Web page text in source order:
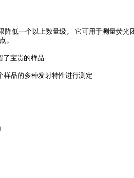
降低一个以上数量级。 它可用于测量荧光
。
了宝贵的样品
样品的多种发射特性进行测定